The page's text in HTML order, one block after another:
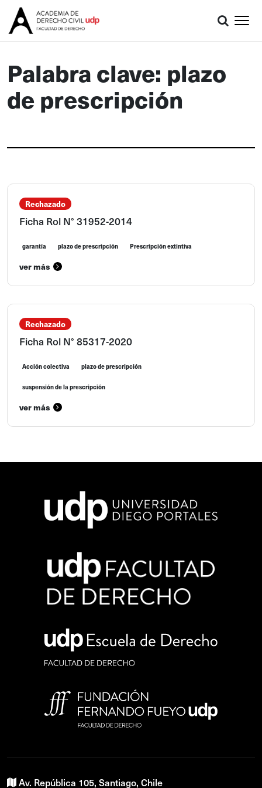
Palabra clave: plazo
de prescripción
Rechazado
Ficha Rol N° 31952-2014
garantía plazo de prescripción Prescripción extintiva
ver más
Rechazado
Ficha Rol N° 85317-2020
Acción colectiva plazo de prescripción
suspensión de la prescripción
ver más
Av. República 105, Santiago, Chile